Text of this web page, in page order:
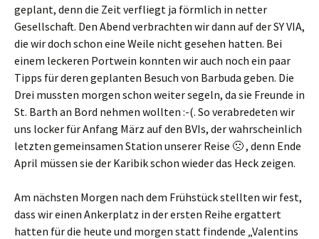
geplant, denn die Zeit verfliegt ja förmlich in netter
Gesellschaft. Den Abend verbrachten wir dann auf der SY VIA,
die wir doch schon eine Weile nicht gesehen hatten. Bei
einem leckeren Portwein konnten wir auch noch ein paar
Tipps für deren geplanten Besuch von Barbuda geben. Die
Drei mussten morgen schon weiter segeln, da sie Freunde in
St. Barth an Bord nehmen wollten :-(. So verabredeten wir
uns locker für Anfang März auf den BVIs, der wahrscheinlich
letzten gemeinsamen Station unserer Reise 🙁 , denn Ende
April müssen sie der Karibik schon wieder das Heck zeigen.
Am nächsten Morgen nach dem Frühstück stellten wir fest,
dass wir einen Ankerplatz in der ersten Reihe ergattert
hatten für die heute und morgen statt findende „Valentins